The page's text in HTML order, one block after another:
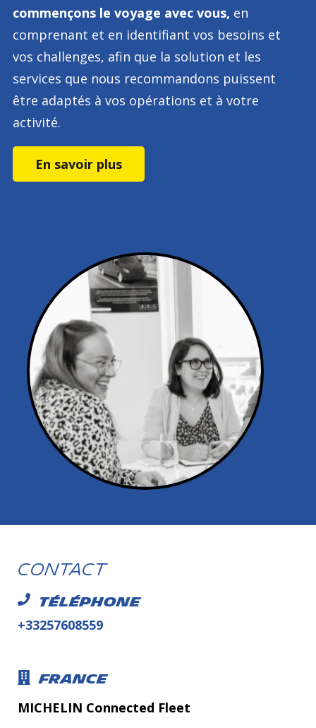
commençons le voyage avec vous, en
comprenant et en identifiant vos besoins et
vos challenges, afin que la solution et les
services que nous recommandons puissent
être adaptés à vos opérations et à votre
activité.
En savoir plus
Contact
Téléphone
+33257608559
France
MICHELIN Connected Fleet